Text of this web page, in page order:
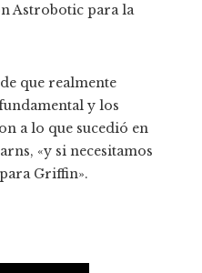
Astrobotic para la
que realmente
y los
a lo que sucedió en
«y si necesitamos
Griffin».